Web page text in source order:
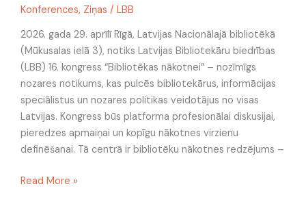
Konferences, Ziņas / LBB
2026. gada 29. aprīlī Rīgā, Latvijas Nacionālajā bibliotēkā
(Mūkusalas ielā 3), notiks Latvijas Bibliotekāru biedrības
(LBB) 16. kongress “Bibliotēkas nākotnei” – nozīmīgs
nozares notikums, kas pulcēs bibliotekārus, informācijas
speciālistus un nozares politikas veidotājus no visas
Latvijas. Kongress būs platforma profesionālai diskusijai,
pieredzes apmaiņai un kopīgu nākotnes virzienu
definēšanai. Tā centrā ir bibliotēku nākotnes redzējums –
Read More »